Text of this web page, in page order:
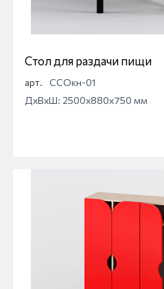
Стол для раздачи пищи
арт.
ССОкн-01
ДхВхШ: 2500x880x750 мм